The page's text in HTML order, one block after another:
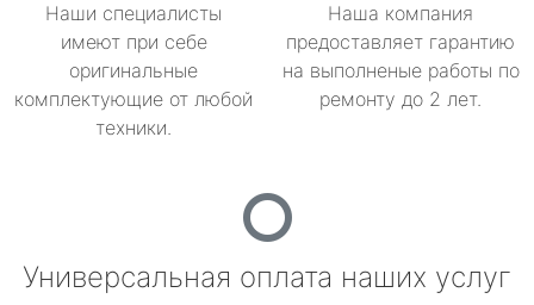
Наши специалисты
имеют при себе
оригинальные
комплектующие от любой
техники.
Наша компания
предоставляет гарантию
на выполненые работы по
ремонту до 2 лет.
Универсальная оплата наших услуг